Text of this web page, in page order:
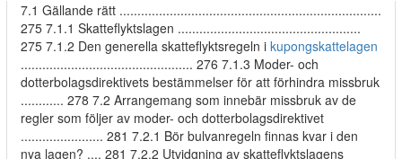
7.1 Gällande rätt .........................................................................
275 7.1.1 Skatteflyktslagen ...................................................
275 7.1.2 Den generella skatteflyktsregeln i kupongskattelagen
................................................ 276 7.1.3 Moder- och
dotterbolagsdirektivets bestämmelser för att förhindra missbruk
............ 278 7.2 Arrangemang som innebär missbruk av de
regler som följer av moder- och dotterbolagsdirektivet
....................... 281 7.2.1 Bör bulvanregeln finnas kvar i den
nya lagen? .... 281 7.2.2 Utvidgning av skatteflyktslagens